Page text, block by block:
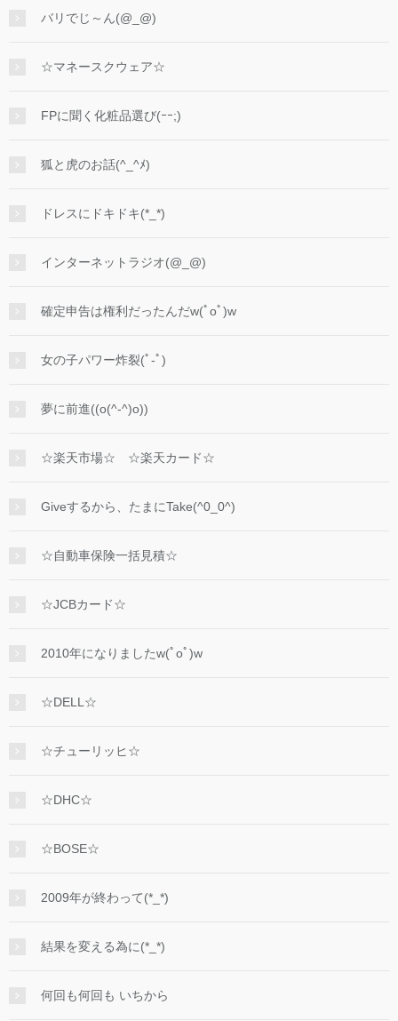
バリでじ～ん(@_@)
☆マネースクウェア☆
FPに聞く化粧品選び(ｰｰ;)
狐と虎のお話(^_^ﾒ)
ドレスにドキドキ(*_*)
インターネットラジオ(@_@)
確定申告は権利だったんだw(ﾟoﾟ)w
女の子パワー炸裂(ﾟ-ﾟ)
夢に前進((o(^-^)o))
☆楽天市場☆ ☆楽天カード☆
Giveするから、たまにTake(^0_0^)
☆自動車保険一括見積☆
☆JCBカード☆
2010年になりましたw(ﾟoﾟ)w
☆DELL☆
☆チューリッヒ☆
☆DHC☆
☆BOSE☆
2009年が終わって(*_*)
結果を変える為に(*_*)
何回も何回も いちから